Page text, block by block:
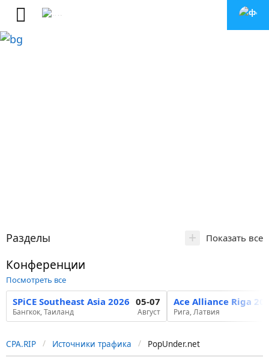
Разделы + Показать все
Конференции
Посмотреть все
SPiCE Southeast Asia 2026
Бангкок, Таиланд
05-07
Август
Ace Alliance Riga
Рига, Латвия
CPA.RIP Источники трафика PopUnder.net